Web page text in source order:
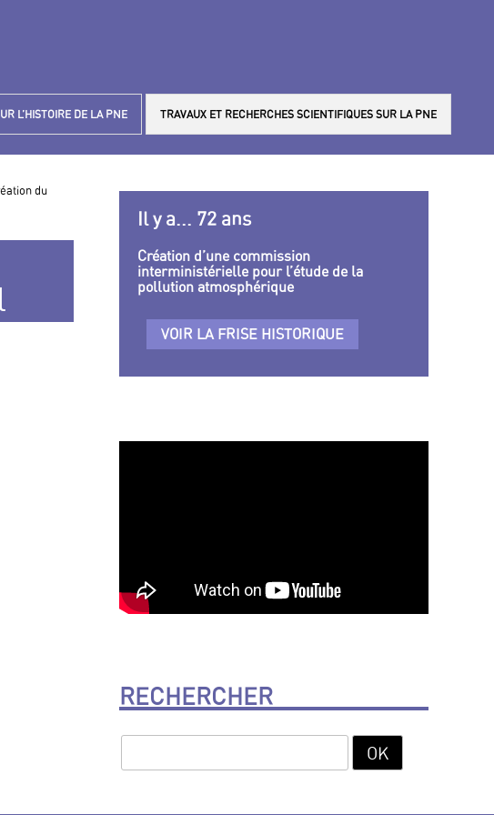
L’HISTOIRE DE LA PNE TRAVAUX ET RECHERCHES SCIENTIFIQUES SUR LA PNE
du
Il y a... 72 ans
Création d’une commission
interministérielle pour l’étude de la
pollution atmosphérique
VOIR LA FRISE HISTORIQUE
RECHERCHER